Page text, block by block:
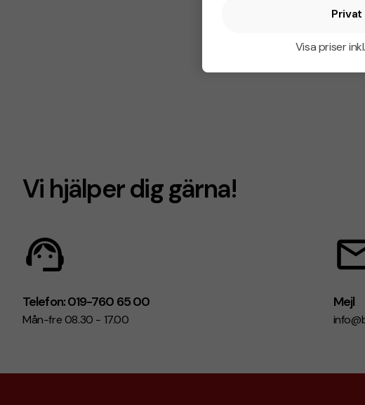
Privat
Visa priser
Vi hjälper dig gärna!
Telefon: 019-760 65 00
Mån-fre 08.30 - 17.00
Mejl